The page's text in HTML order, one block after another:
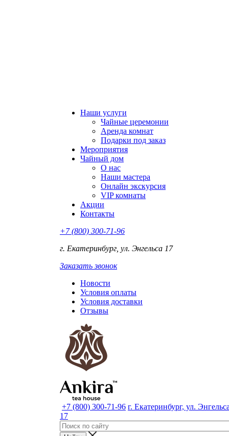
Наши услуги
Чайные церемонии
Аренда комнат
Подарки под заказ
Мероприятия
Чайный дом
О нас
Наши мастера
Онлайн экскурсия
VIP комнаты
Акции
Контакты
+7 (800) 300-71-96
г. Екатеринбург, ул. Энгельса 17
Заказать звонок
Новости
Условия оплаты
Условия доставки
Отзывы
+7 (800) 300-71-96 г. Екатеринбург, ул.
17